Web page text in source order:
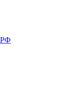
РФ